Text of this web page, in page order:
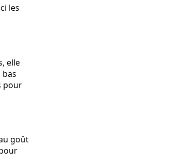
les
elle
pour
goût